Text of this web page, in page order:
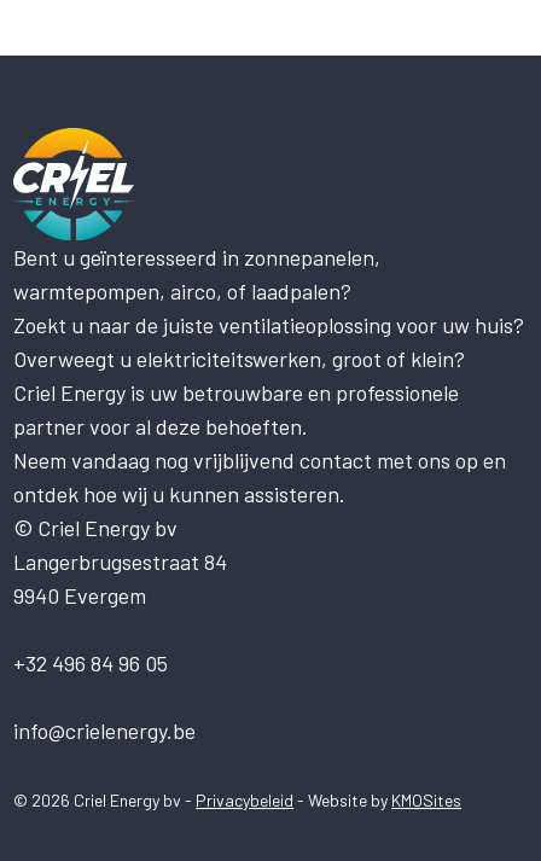
Bent u geïnteresseerd in zonnepanelen,
warmtepompen, airco, of laadpalen?
Zoekt u naar de juiste ventilatieoplossing voor uw huis?
Overweegt u elektriciteitswerken, groot of klein?
Criel Energy is uw betrouwbare en professionele
partner voor al deze behoeften.
Neem vandaag nog vrijblijvend contact met ons op en
ontdek hoe wij u kunnen assisteren.
© Criel Energy bv
Langerbrugsestraat 84
9940 Evergem
+32 496 84 96 05
info@crielenergy.be
© 2026 Criel Energy bv - Privacybeleid - Website by KMOSites
Deze website maakt gebruik
van cookies.
Deze website gebruikt cookies om uw
gebruikerservaring te verbeteren. Door
onze website te gebruiken, stemt u in met
alle cookies in overeenstemming met ons
Cookiebeleid.Lees verder
STRIKT NOODZAKELIJK
PRESTATIE
TARGETING
FUNCTIONEEL
NIET-GECLASSIFICEERD